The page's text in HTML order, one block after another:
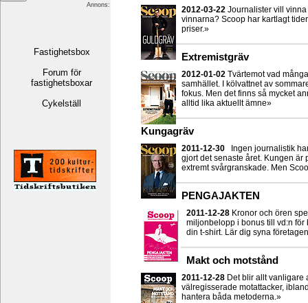
2012-03-22 Journalister vill
vinnarna? Scoop har kartlagt
priser.»
Extremistgräv
2012-01-02 Tvärtemot vad
samhället. I kölvattnet av
fokus. Men det finns så mycket
alltid lika aktuellt ämne»
Kungagräv
2011-12-30
Ingen journalistik
gjort det senaste året. Kungen är
extremt svårgranskade. Men
PENGAJAKTEN
2011-12-28 Kronor och ören
miljonbelopp i bonus till vd:n
din t-shirt. Lär dig syna
Makt och motstånd
2011-12-28 Det blir allt vanligare
välregisserade motattacker,
hantera båda metoderna.»
Annons:
Fastighetsbox
Forum för
fastighetsboxar
Cykelställ